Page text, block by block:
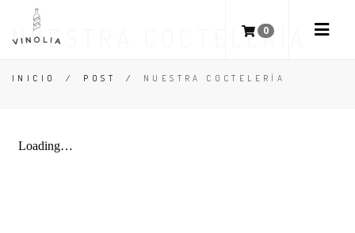
0
NUESTRA COCTELERÍA
INICIO / POST / NUESTRA COCTELERÍA